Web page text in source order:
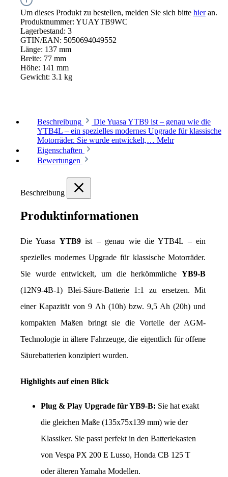
Um dieses Produkt zu bestellen, melden Sie sich bitte hieran.
Produktnummer: YUAYTB9WC
Lagerbestand: 3
GTIN/EAN: 5050694049552
Länge: 137 mm
Breite: 77 mm
Höhe: 141 mm
Gewicht: 3.1 kg
Beschreibung
Die Yuasa YTB9 ist – genau wie die
YTB4L – ein spezielles modernes Upgrade für klassische
Motorräder. Sie wurde entwickelt,… Mehr
Eigenschaften
Bewertungen
Beschreibung
Produktinformationen
Die Yuasa YTB9 ist – genau wie die YTB4L – ein
spezielles modernes Upgrade für klassische Motorräder.
Sie wurde entwickelt, um die herkömmliche YB9-B
(12N9-4B-1) Blei-Säure-Batterie 1:1 zu ersetzen. Mit
einer Kapazität von 9 Ah (10h) bzw. 9,5 Ah (20h) und
kompakten Maßen bringt sie die Vorteile der AGM-
Technologie in ältere Fahrzeuge, die eigentlich für offene
Säurebatterien konzipiert wurden.
Highlights auf einen Blick
Plug & Play Upgrade für YB9-B: Sie hat exakt
die gleichen Maße (135x75x139 mm) wie der
Klassiker. Sie passt perfekt in den Batteriekasten
von Vespa PX 200 E Lusso, Honda CB 125 T
oder älteren Yamaha Modellen.